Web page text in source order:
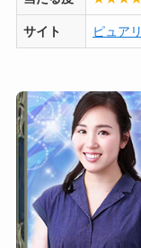
サイト ピュアリ